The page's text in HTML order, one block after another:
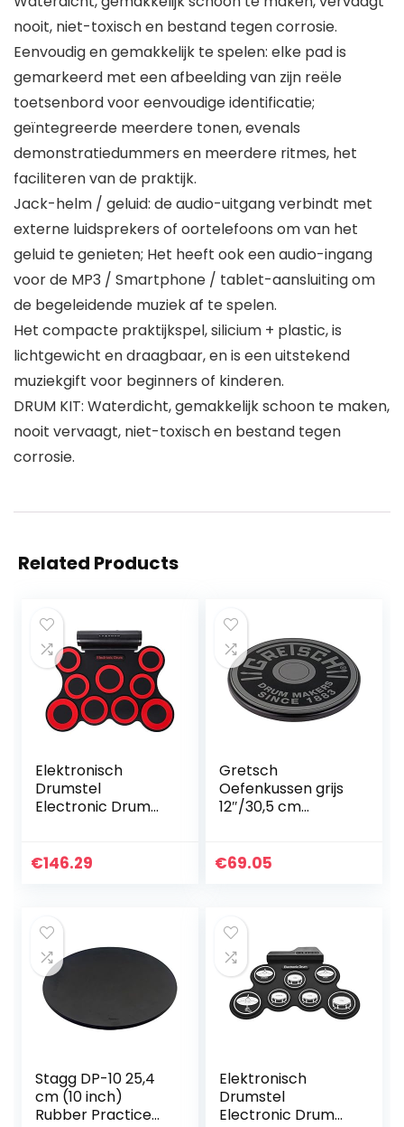
nooit, niet-toxisch en bestand tegen corrosie.
Eenvoudig en gemakkelijk te spelen: elke pad is
gemarkeerd met een afbeelding van zijn reële
toetsenbord voor eenvoudige identificatie;
geïntegreerde meerdere tonen, evenals
demonstratiedummers en meerdere ritmes, het
faciliteren van de praktijk.
Jack-helm / geluid: de audio-uitgang verbindt met
externe luidsprekers of oortelefoons om van het
geluid te genieten; Het heeft ook een audio-ingang
voor de MP3 / Smartphone / tablet-aansluiting om
de begeleidende muziek af te spelen.
Het compacte praktijkspel, silicium + plastic, is
lichtgewicht en draagbaar, en is een uitstekend
muziekgift voor beginners of kinderen.
DRUM KIT: Waterdicht, gemakkelijk schoon te maken,
nooit vervaagt, niet-toxisch en bestand tegen
corrosie.
Related Products
Elektronisch
Drumstel
Electronic Drum
voor kinderen voor
€146.29
Gretsch
Oefenkussen grijs
12″/30,5 cm
€69.05
Stagg DP-10 25,4
cm (10 inch)
Rubber Practice
Elektronisch
Drumstel
Electronic Drum